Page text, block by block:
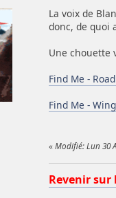
La voix de
donc, de quoi
Une chouette
Find Me -
Find Me -
« Modifié: Lun 30
Revenir sur